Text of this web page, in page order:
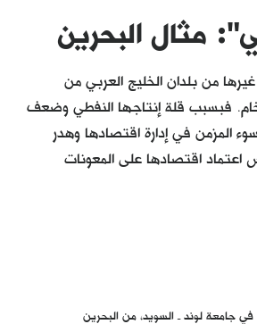
مثال البحرين
من بلدان الخليج العربي من
فبسبب قلة إنتاجها النفطي وضعف
المزمن في إدارة اقتصادها وهدر
اعتماد اقتصادها على المعونات
في جامعة لوند ـ السويد، من البحرين